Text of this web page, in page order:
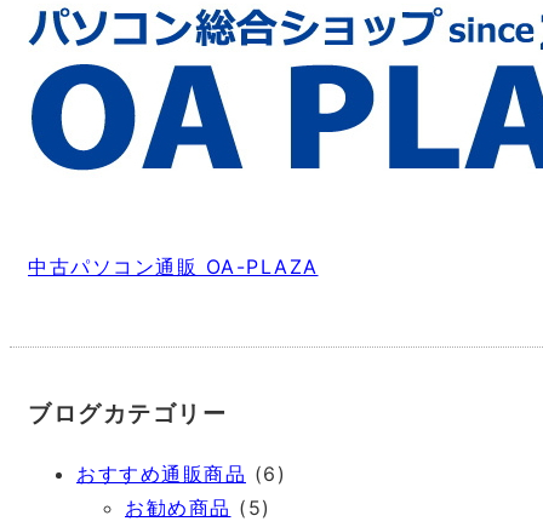
中古パソコン通販 OA-PLAZA
ブログカテゴリー
おすすめ通販商品 (6)
お勧め商品 (5)